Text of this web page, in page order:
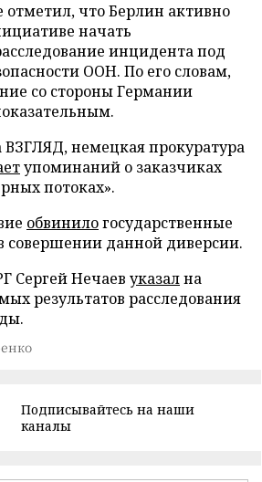
что Берлин активно
начать
инцидента под
ООН. По его словам,
со стороны Германии
ВЗГЛЯД, немецкая прокуратура
упоминаний о заказчиках
потоках».
обвинилогосударственные
совершении данной диверсии.
Сергей Нечаев указална
результатов расследования
Подписывайтесь на наши
каналы